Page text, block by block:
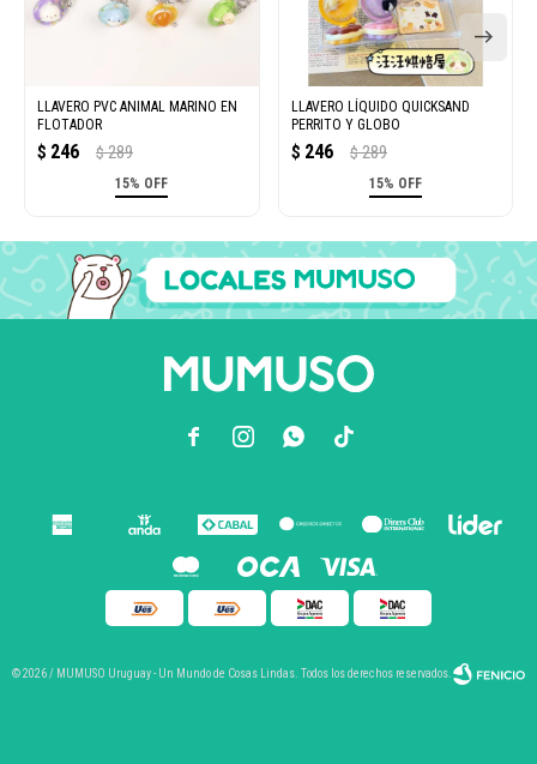
LLAVERO PVC ANIMAL MARINO EN
FLOTADOR
$ 246 $ 289
15% OFF
LLAVERO LÍQUIDO QUICKSAND
PERRITO Y GLOBO
$ 246 $ 289
15% OFF
  
© 2026 / MUMUSO Uruguay - Un Mundo de Cosas Lindas. Todos los derechos reservados.